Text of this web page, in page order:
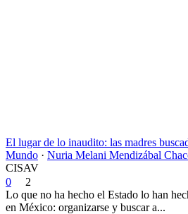
El lugar de lo inaudito: las madres
Mundo · Nuria Melani Mendizábal
CISAV
0
2
Lo que no ha hecho el Estado lo han
en México: organizarse y buscar a...